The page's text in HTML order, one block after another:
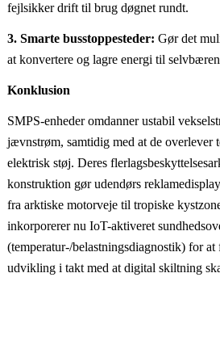
fejlsikker drift til brug døgnet rundt.
3. Smarte busstoppesteder: Gør det
at konvertere og lagre energi til
Konklusion
SMPS-enheder omdanner ustabil
jævnstrøm, samtidig med at de overlever
elektrisk støj. Deres
konstruktion gør udendørs
fra arktiske motorveje til tropiske
inkorporerer nu IoT-aktiveret
(temperatur-/belastningsdiagnostik) for
udvikling i takt med at digital skiltning